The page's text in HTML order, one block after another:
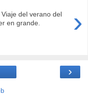
›
del verano del
en grande.
›